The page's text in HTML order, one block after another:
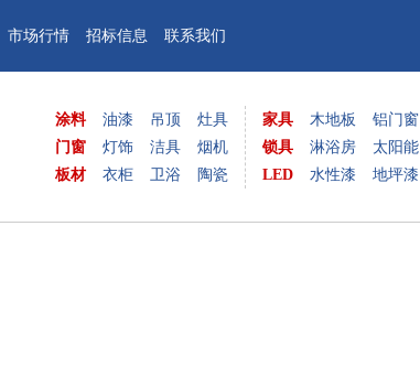
市场行情 招标信息 联系我们
涂料
门窗
板材
油漆
灯饰
衣柜
吊顶
洁具
卫浴
灶具
烟机
陶瓷
家具
锁具
LED
木地板
淋浴房
水性漆
铝门窗
太阳能
地坪漆